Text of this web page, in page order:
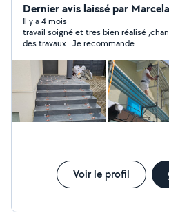
sharp, volets, je fait tous qui dans
bute c'est de satisfaire mes
travail. Je serai disponible pour tout les clients. J'ai la
possibilité de me deplacé dans
Savoie
Dernier avis laissé par
Il y a 4 mois
travail soigné et tres bien réalisé
des travaux . Je recommande
Voir le profil